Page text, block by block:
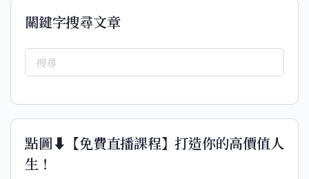
關鍵字搜尋文章
點圖⬇️【免費直播課程】打造你的高價值人
生！